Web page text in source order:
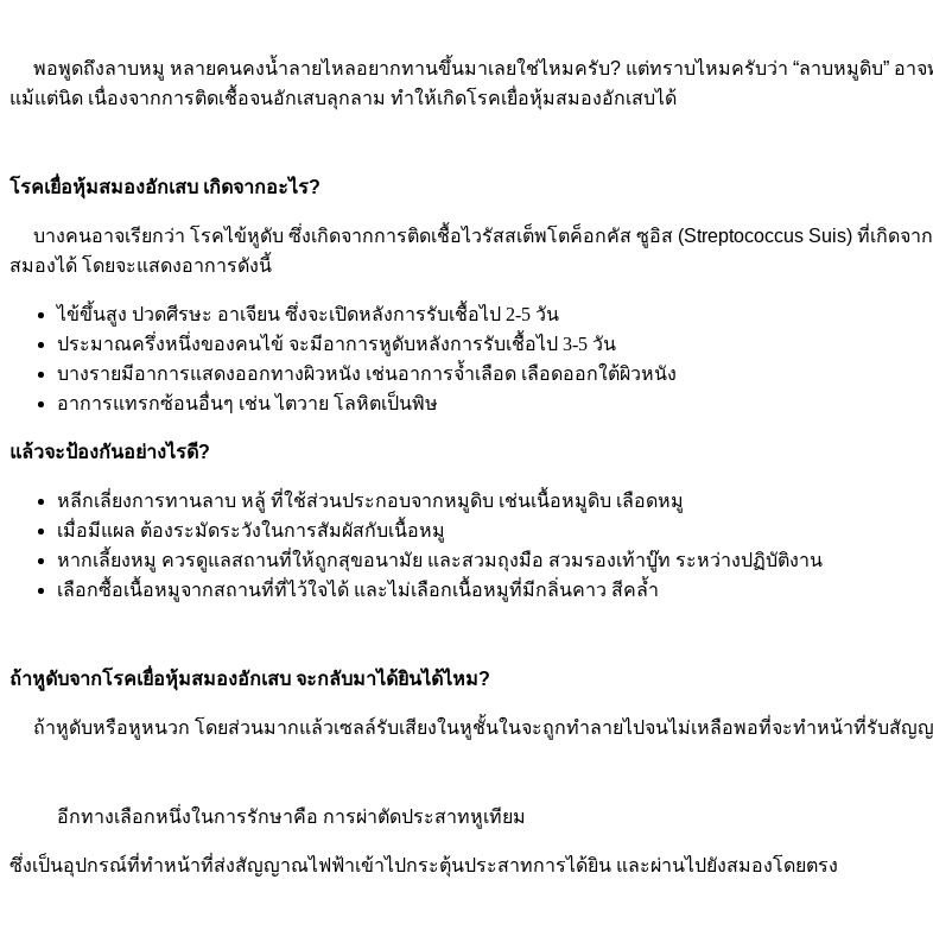
พอพูดถึงลาบหมู หลายคนคงน้ำลายไหลอยากทานขึ้นมาเลยใช่ไหมครับ? แต่ทราบไหมครับว่า “ลาบหมูดิบ” อาจ
แม้แต่นิด เนื่องจากการติดเชื้อจนอักเสบลุกลาม ทำให้เกิดโรคเยื่อหุ้มสมองอักเสบได้
โรคเยื่อหุ้มสมองอักเสบ เกิดจากอะไร?
บางคนอาจเรียกว่า โรคไข้หูดับ ซึ่งเกิดจากการติดเชื้อไวรัสสเต็พโตค็อกคัส ซูอิส (Streptococcus Suis) ที่เกิดจ
สมองได้ โดยจะแสดงอาการดังนี้
ไข้ขึ้นสูง ปวดศีรษะ อาเจียน ซึ่งจะเปิดหลังการรับเชื้อไป 2-5 วัน
ประมาณครึ่งหนึ่งของคนไข้ จะมีอาการหูดับหลังการรับเชื้อไป 3-5 วัน
บางรายมีอาการแสดงออกทางผิวหนัง เช่นอาการจ้ำเลือด เลือดออกใต้ผิวหนัง
อาการแทรกซ้อนอื่นๆ เช่น ไตวาย โลหิตเป็นพิษ
แล้วจะป้องกันอย่างไรดี?
หลีกเลี่ยงการทานลาบ หลู้ ที่ใช้ส่วนประกอบจากหมูดิบ เช่นเนื้อหมูดิบ เลือดหมู
เมื่อมีแผล ต้องระมัดระวังในการสัมผัสกับเนื้อหมู
หากเลี้ยงหมู ควรดูแลสถานที่ให้ถูกสุขอนามัย และสวมถุงมือ สวมรองเท้าบู๊ท ระหว่างปฏิบัติงาน
เลือกซื้อเนื้อหมูจากสถานที่ที่ไว้ใจได้ และไม่เลือกเนื้อหมูที่มีกลิ่นคาว สีคล้ำ
ถ้าหูดับจากโรคเยื่อหุ้มสมองอักเสบ จะกลับมาได้ยินได้ไหม?
ถ้าหูดับหรือหูหนวก โดยส่วนมากแล้วเซลล์รับเสียงในหูชั้นในจะถูกทำลายไปจนไม่เหลือพอที่จะทำหน้าที่รับสัญญ
อีกทางเลือกหนึ่งในการรักษาคือ การผ่าตัดประสาทหูเทียม
ซึ่งเป็นอุปกรณ์ที่ทำหน้าที่ส่งสัญญาณไฟฟ้าเข้าไปกระตุ้นประสาทการได้ยิน และผ่านไปยังสมองโดยตรง